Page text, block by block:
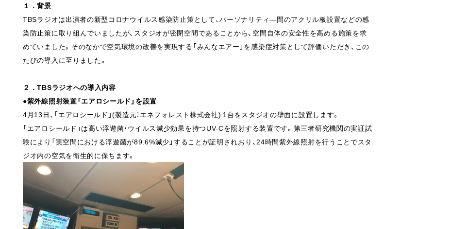
１．背景
TBSラジオは出演者の新型コロナウイルス感染防止策として、パーソナリティ―間のアクリル板設置などの感
染防止策に取り組んでいましたが、スタジオが密閉空間であることから、空間自体の安全性を高める施策を求
めていました。そのなかで空気環境の改善を実現する「みんなエアー」を感染症対策として評価いただき、この
たびの導入に至りました。
２．TBSラジオへの導入内容
●紫外線照射装置「エアロシールド」を設置
4月13日、「エアロシールド」(製造元：エネフォレスト株式会社) 1台をスタジオの壁面に設置します。
「エアロシールド」は高い浮遊菌・ウイルス減少効果を持つUV-Cを照射する装置です。第三者研究機関の実証試
験により「実空間における浮遊菌が89.6%減少」することが証明されおり、24時間紫外線照射を行うことでスタ
ジオ内の空気を衛生的に保ちます。